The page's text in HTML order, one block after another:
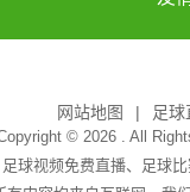
网站地图 足球
© 2026 . All
球视频免费直播、足